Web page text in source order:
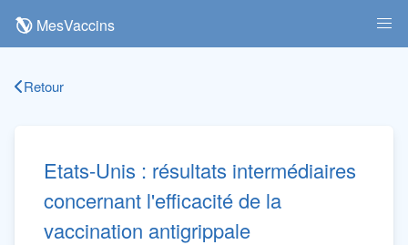
MesVaccins
Retour
Etats-Unis : résultats intermédiaires
concernant l'efficacité de la
vaccination antigrippale